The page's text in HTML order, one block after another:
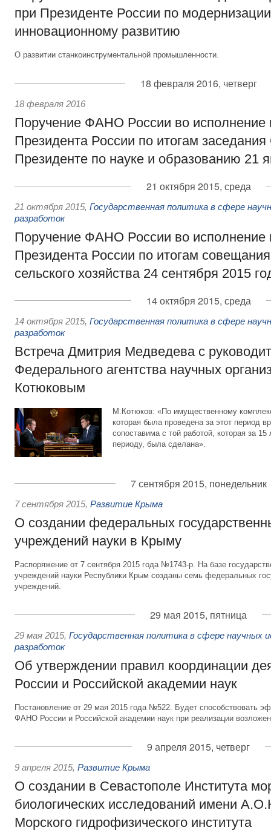
при Президенте России по
инновационному развитию
О развитии станкоинструментальной промышленности.
18 февраля 2016, четверг
18 февраля 2016
Поручение ФАНО России во исполнение
Президента России по итогам
Президенте по науке и образованию 21
21 октября 2015, среда
21 октября 2015, Государственная политика в сфере
разработок
Поручение ФАНО России во исполнение
Президента России по итогам
сельского хозяйства 24 сентября 2015
14 октября 2015, среда
14 октября 2015, Государственная политика в сфере
разработок
Встреча Дмитрия Медведева с
Федерального агентства научных
Котюковым
М.Котюков: «По имущественному
которая была проведена за этот период
сопоставима с той работой, которая за
периоду, была сделана».
7 сентября 2015, понедельник
7 сентября 2015, Развитие Крыма
О создании федеральных
учреждений науки в Крыму
Распоряжение от 7 сентября 2015 года №1743-р. На базе
учреждений науки Республики Крым созданы семь федеральных
учреждений.
29 мая 2015, пятница
29 мая 2015, Государственная политика в сфере научных
разработок
Об утверждении правил координации
России и Российской академии наук
Постановление от 29 мая 2015 года №522. Будет способствовать
ФАНО России и Российской академии наук при реализации
9 апреля 2015, четверг
9 апреля 2015, Развитие Крыма
О создании в Севастополе Института
биологических исследований имени
Морского гидрофизического института